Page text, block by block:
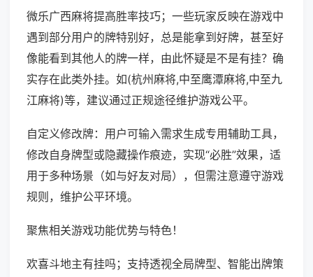
微乐广西麻将提高胜率技巧；一些玩家反映在游戏中
遇到部分用户的牌特别好，总是能拿到好牌，甚至好
像能看到其他人的牌一样，由此怀疑是不是有挂？确
实存在此类外挂。如(杭州麻将,中至鹰潭麻将,中至九
江麻将)等，建议通过正规途径维护游戏公平。
自定义修改牌：用户可输入需求生成专用辅助工具，
修改自身牌型或隐藏操作痕迹，实现“必胜”效果，适
用于多种场景（如与好友对局），但需注意遵守游戏
规则，维护公平环境。
聚焦相关游戏功能优势与特色！
欢喜斗地主有挂吗；支持透视全局牌型、智能出牌策